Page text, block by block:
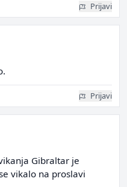
Prijavi
Prijavi
Gibraltar je
vikalo na proslavi